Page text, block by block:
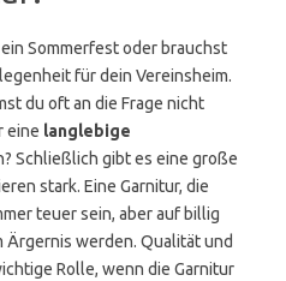
Sommerfest oder brauchst
für dein Vereinsheim.
du oft an die Frage nicht
eine langlebige
Schließlich gibt es eine große
stark. Eine Garnitur, die
teuer sein, aber auf billig
werden. Qualität und
Rolle, wenn die Garnitur